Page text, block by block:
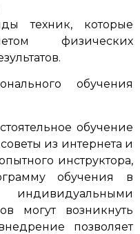
техник, которые
физических
обучения
обучение
из интернета и
инструктора,
обучения в
могут возникнуть
позволяет